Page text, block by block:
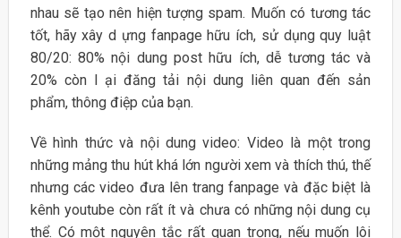
nhau sẽ tạo nên hiện tượng spam. Muốn có tương tác
tốt, hãy xây d ựng fanpage hữu ích, sử dụng quy luật
80/20: 80% nội dung post hữu ích, dễ tương tác và
20% còn l ại đăng tải nội dung liên quan đến sản
phẩm, thông điệp của bạn.
Về hình thức và nội dung video: Video là một trong
những mảng thu hút khá lớn người xem và thích thú, thế
nhưng các video đưa lên trang fanpage và đặc biệt là
kênh youtube còn rất ít và chưa có những nội dung cụ
thể. Có một nguyên tắc rất quan trọng, nếu muốn lôi